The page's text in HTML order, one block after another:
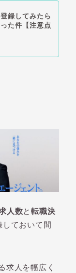
録してみたら
た件【注意点
人数と転職決
ておいて間
求人を幅広く